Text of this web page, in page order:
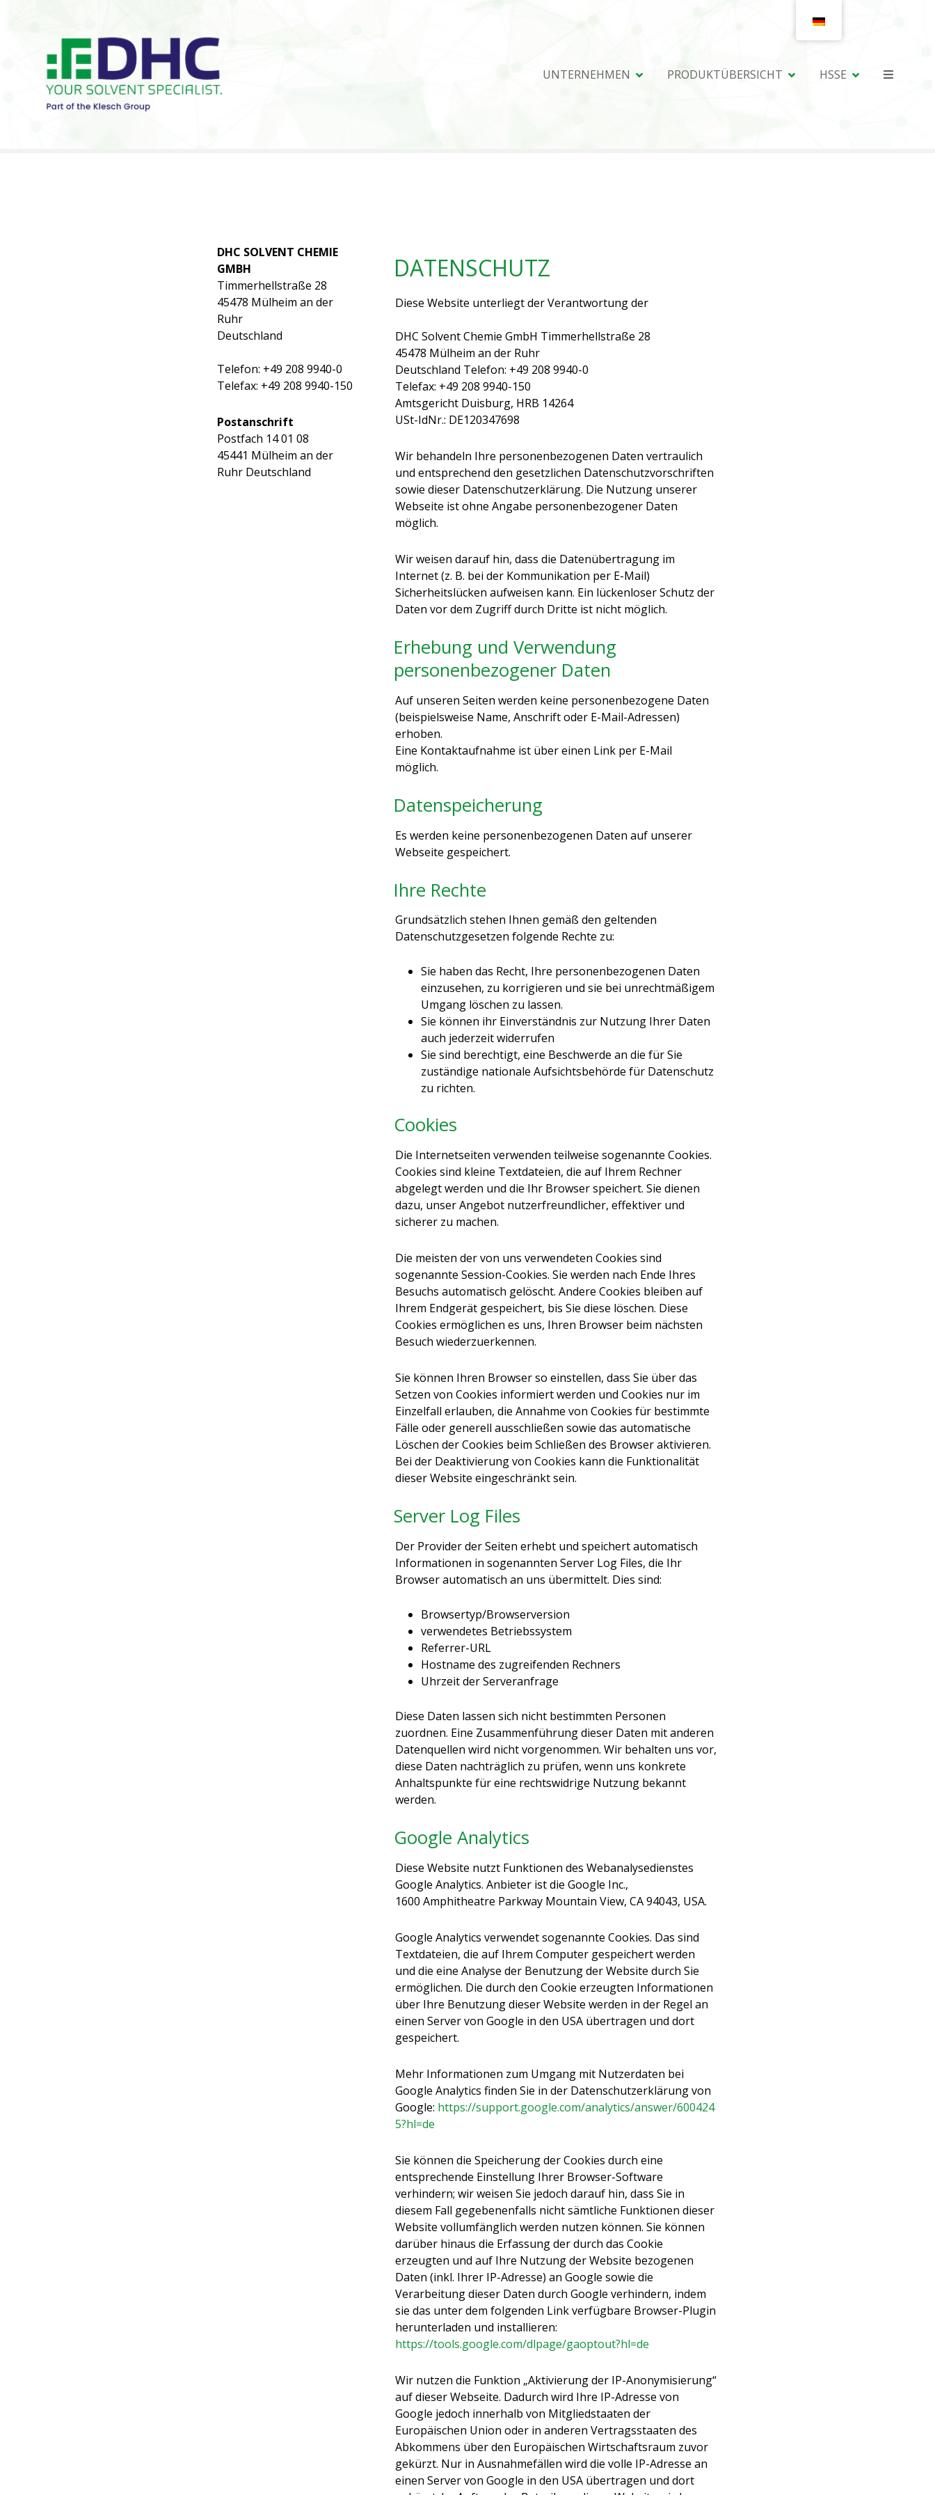
UNTERNEHMEN PRODUKTÜBERSICHT HSSE
DHC SOLVENT CHEMIE
GMBH
Timmerhellstraße 28
45478 Mülheim an der
Ruhr
Deutschland
Telefon: +49 208 9940-0
Telefax: +49 208 9940-150
Postanschrift
Postfach 14 01 08
45441 Mülheim an der
Ruhr Deutschland
DATENSCHUTZ
Diese Website unterliegt der Verantwortung der
DHC Solvent Chemie GmbH Timmerhellstraße 28
45478 Mülheim an der Ruhr
Deutschland Telefon: +49 208 9940-0
Telefax: +49 208 9940-150
Amtsgericht Duisburg, HRB 14264
USt-IdNr.: DE120347698
Wir behandeln Ihre personenbezogenen Daten vertraulich
und entsprechend den gesetzlichen Datenschutzvorschriften
sowie dieser Datenschutzerklärung. Die Nutzung unserer
Webseite ist ohne Angabe personenbezogener Daten
möglich.
Wir weisen darauf hin, dass die Datenübertragung im
Internet (z. B. bei der Kommunikation per E-Mail)
Sicherheitslücken aufweisen kann. Ein lückenloser Schutz der
Daten vor dem Zugriff durch Dritte ist nicht möglich.
Erhebung und Verwendung
personenbezogener Daten
Auf unseren Seiten werden keine personenbezogene Daten
(beispielsweise Name, Anschrift oder E-Mail-Adressen)
erhoben.
Eine Kontaktaufnahme ist über einen Link per E-Mail
möglich.
Datenspeicherung
Es werden keine personenbezogenen Daten auf unserer
Webseite gespeichert.
Ihre Rechte
Grundsätzlich stehen Ihnen gemäß den geltenden
Datenschutzgesetzen folgende Rechte zu:
Sie haben das Recht, Ihre personenbezogenen Daten
einzusehen, zu korrigieren und sie bei unrechtmäßigem
Umgang löschen zu lassen.
Sie können ihr Einverständnis zur Nutzung Ihrer Daten
auch jederzeit widerrufen
Sie sind berechtigt, eine Beschwerde an die für Sie
zuständige nationale Aufsichtsbehörde für Datenschutz
zu richten.
Cookies
Die Internetseiten verwenden teilweise sogenannte Cookies.
Cookies sind kleine Textdateien, die auf Ihrem Rechner
abgelegt werden und die Ihr Browser speichert. Sie dienen
dazu, unser Angebot nutzerfreundlicher, effektiver und
sicherer zu machen.
Die meisten der von uns verwendeten Cookies sind
sogenannte Session-Cookies. Sie werden nach Ende Ihres
Besuchs automatisch gelöscht. Andere Cookies bleiben auf
Ihrem Endgerät gespeichert, bis Sie diese löschen. Diese
Cookies ermöglichen es uns, Ihren Browser beim nächsten
Besuch wiederzuerkennen.
Sie können Ihren Browser so einstellen, dass Sie über das
Setzen von Cookies informiert werden und Cookies nur im
Einzelfall erlauben, die Annahme von Cookies für bestimmte
Fälle oder generell ausschließen sowie das automatische
Löschen der Cookies beim Schließen des Browser aktivieren.
Bei der Deaktivierung von Cookies kann die Funktionalität
dieser Website eingeschränkt sein.
Server Log Files
Der Provider der Seiten erhebt und speichert automatisch
Informationen in sogenannten Server Log Files, die Ihr
Browser automatisch an uns übermittelt. Dies sind:
Browsertyp/Browserversion
verwendetes Betriebssystem
Referrer-URL
Hostname des zugreifenden Rechners
Uhrzeit der Serveranfrage
Diese Daten lassen sich nicht bestimmten Personen
zuordnen. Eine Zusammenführung dieser Daten mit anderen
Datenquellen wird nicht vorgenommen. Wir behalten uns vor,
diese Daten nachträglich zu prüfen, wenn uns konkrete
Anhaltspunkte für eine rechtswidrige Nutzung bekannt
werden.
Google Analytics
Diese Website nutzt Funktionen des Webanalysedienstes
Google Analytics. Anbieter ist die Google Inc.,
1600 Amphitheatre Parkway Mountain View, CA 94043, USA.
Google Analytics verwendet sogenannte Cookies. Das sind
Textdateien, die auf Ihrem Computer gespeichert werden
und die eine Analyse der Benutzung der Website durch Sie
ermöglichen. Die durch den Cookie erzeugten Informationen
über Ihre Benutzung dieser Website werden in der Regel an
einen Server von Google in den USA übertragen und dort
gespeichert.
Mehr Informationen zum Umgang mit Nutzerdaten bei
Google Analytics finden Sie in der Datenschutzerklärung von
Google: https://support.google.com/analytics/answer/600424
5?hl=de
Sie können die Speicherung der Cookies durch eine
entsprechende Einstellung Ihrer Browser-Software
verhindern; wir weisen Sie jedoch darauf hin, dass Sie in
diesem Fall gegebenenfalls nicht sämtliche Funktionen dieser
Website vollumfänglich werden nutzen können. Sie können
darüber hinaus die Erfassung der durch das Cookie
erzeugten und auf Ihre Nutzung der Website bezogenen
Daten (inkl. Ihrer IP-Adresse) an Google sowie die
Verarbeitung dieser Daten durch Google verhindern, indem
sie das unter dem folgenden Link verfügbare Browser-Plugin
herunterladen und installieren:
https://tools.google.com/dlpage/gaoptout?hl=de
Wir nutzen die Funktion „Aktivierung der IP-Anonymisierung“
auf dieser Webseite. Dadurch wird Ihre IP-Adresse von
Google jedoch innerhalb von Mitgliedstaaten der
Europäischen Union oder in anderen Vertragsstaaten des
Abkommens über den Europäischen Wirtschaftsraum zuvor
gekürzt. Nur in Ausnahmefällen wird die volle IP-Adresse an
einen Server von Google in den USA übertragen und dort